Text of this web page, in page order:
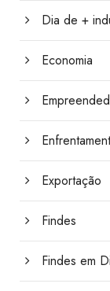
Dia de +
Economia
Exportação
Findes
Findes em